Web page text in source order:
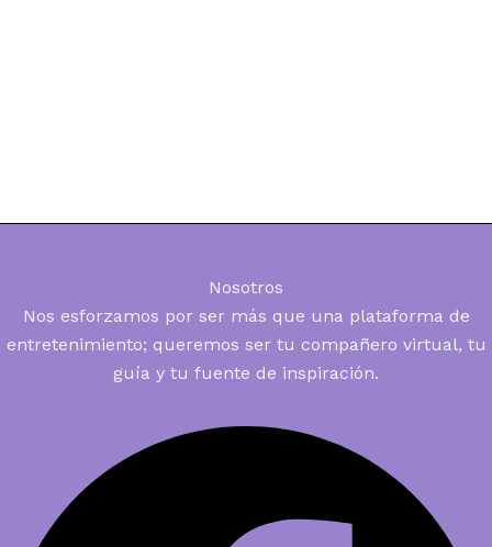
Nosotros
Nos esforzamos por ser más que una plataforma de
entretenimiento; queremos ser tu compañero virtual, tu
guía y tu fuente de inspiración.